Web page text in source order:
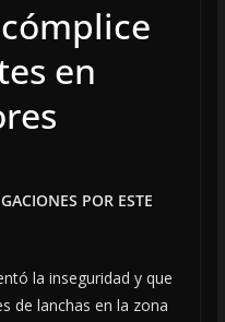
en
POR ESTE
la inseguridad y que
de lanchas en la zona